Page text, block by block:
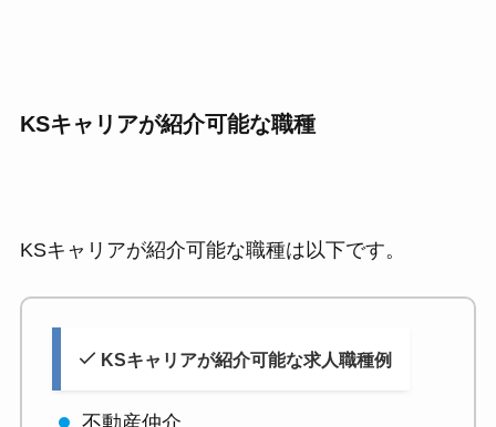
KSキャリアが紹介可能な職種
KSキャリアが紹介可能な職種は以下です。
KSキャリアが紹介可能な求人職種例
不動産仲介